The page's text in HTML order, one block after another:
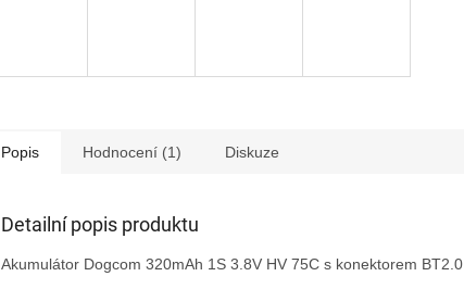
Popis Hodnocení (1) Diskuze
Detailní popis produktu
Akumulátor Dogcom 320mAh 1S 3.8V HV 75C s konektorem BT2.0